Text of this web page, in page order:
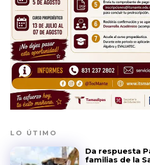
LO ÚTIMO
Da respuesta
familias de la